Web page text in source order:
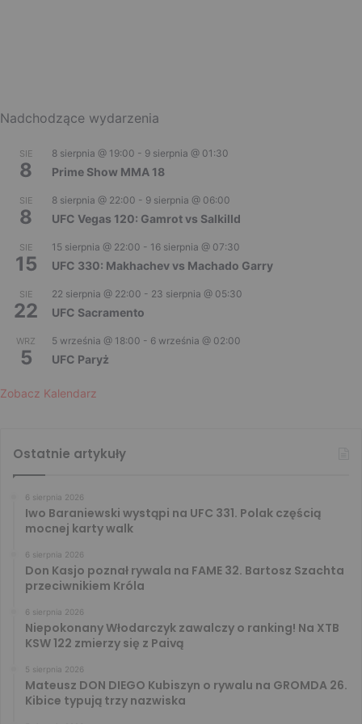
Nadchodzące wydarzenia
SIE
8
8 sierpnia @ 19:00 - 9 sierpnia @ 01:30
Prime Show MMA 18
SIE
8
8 sierpnia @ 22:00 - 9 sierpnia @ 06:00
UFC Vegas 120: Gamrot vs Salkilld
SIE
15
15 sierpnia @ 22:00 - 16 sierpnia @ 07:30
UFC 330: Makhachev vs Machado Garry
SIE
22
22 sierpnia @ 22:00 - 23 sierpnia @ 05:30
UFC Sacramento
WRZ
5
5 września @ 18:00 - 6 września @ 02:00
UFC Paryż
Zobacz Kalendarz
Ostatnie artykuły
6 sierpnia 2026
Iwo Baraniewski wystąpi na UFC 331. Polak częścią
mocnej karty walk
6 sierpnia 2026
Don Kasjo poznał rywala na FAME 32. Bartosz Szachta
przeciwnikiem Króla
6 sierpnia 2026
Niepokonany Włodarczyk zawalczy o ranking! Na XTB
KSW 122 zmierzy się z Paivą
5 sierpnia 2026
Mateusz DON DIEGO Kubiszyn o rywalu na GROMDA 26.
Kibice typują trzy nazwiska